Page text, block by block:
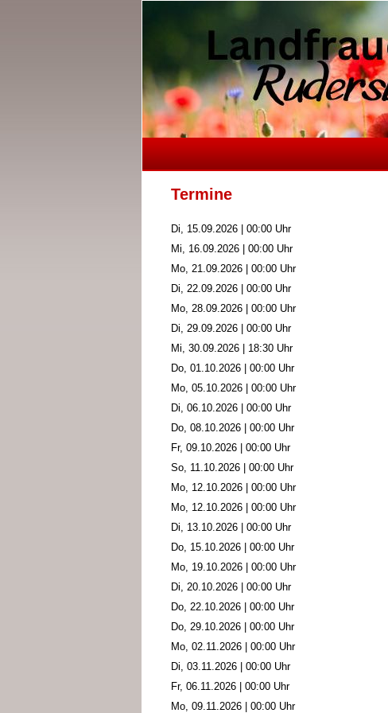
Termine
Di, 15.09.2026 | 00:00 Uhr
Mi, 16.09.2026 | 00:00 Uhr
Mo, 21.09.2026 | 00:00 Uhr
Di, 22.09.2026 | 00:00 Uhr
Mo, 28.09.2026 | 00:00 Uhr
Di, 29.09.2026 | 00:00 Uhr
Mi, 30.09.2026 | 18:30 Uhr
Do, 01.10.2026 | 00:00 Uhr
Mo, 05.10.2026 | 00:00 Uhr
Di, 06.10.2026 | 00:00 Uhr
Do, 08.10.2026 | 00:00 Uhr
Fr, 09.10.2026 | 00:00 Uhr
So, 11.10.2026 | 00:00 Uhr
Mo, 12.10.2026 | 00:00 Uhr
Mo, 12.10.2026 | 00:00 Uhr
Di, 13.10.2026 | 00:00 Uhr
Do, 15.10.2026 | 00:00 Uhr
Mo, 19.10.2026 | 00:00 Uhr
Di, 20.10.2026 | 00:00 Uhr
Do, 22.10.2026 | 00:00 Uhr
Do, 29.10.2026 | 00:00 Uhr
Mo, 02.11.2026 | 00:00 Uhr
Di, 03.11.2026 | 00:00 Uhr
Fr, 06.11.2026 | 00:00 Uhr
Mo, 09.11.2026 | 00:00 Uhr